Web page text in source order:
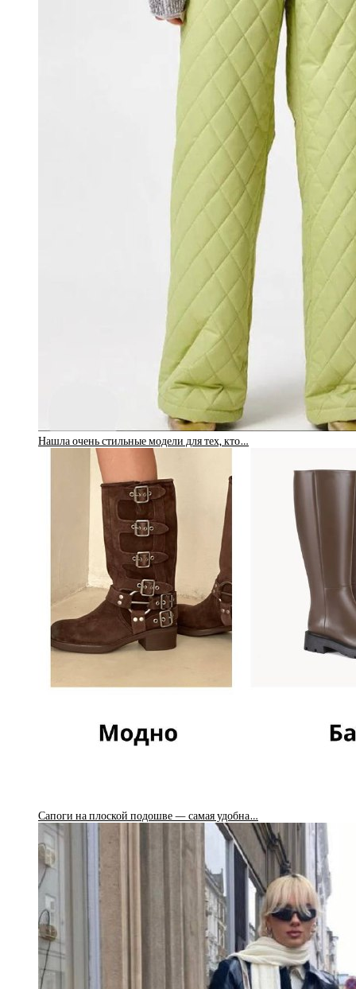
Нашла очень стильные модели для тех, кто…
Сапоги на плоской подошве — самая удобна…